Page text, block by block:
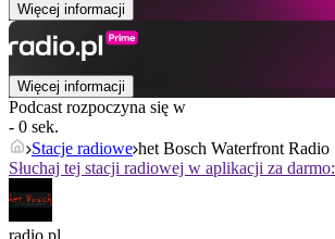
Więcej informacji
Więcej informacji
Podcast rozpoczyna się w
- 0 sek.
Stacje radiowe het Bosch Waterfront Radio
Słuchaj tej stacji radiowej w aplikacji za darmo: